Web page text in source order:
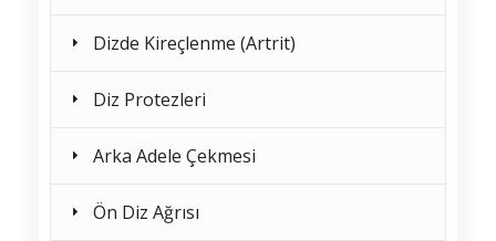
Dizde Kireçlenme (Artrit)
Diz Protezleri
Arka Adele Çekmesi
Ön Diz Ağrısı